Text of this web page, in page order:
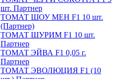
шт. Партнер
ТОМАТ ШОУ МЕН F1 10 шт.
(Партнер)
ТОМАТ ШУРИМ F1 10 шт.
Партнер
ТОМАТ ЭЙВА F1 0,05 г.
Партнер
ТОМАТ ЭВОЛЮЦИЯ F1 (10